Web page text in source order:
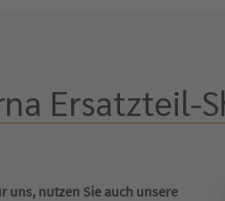
Ersatzteil-
uns, nutzen Sie auch unsere